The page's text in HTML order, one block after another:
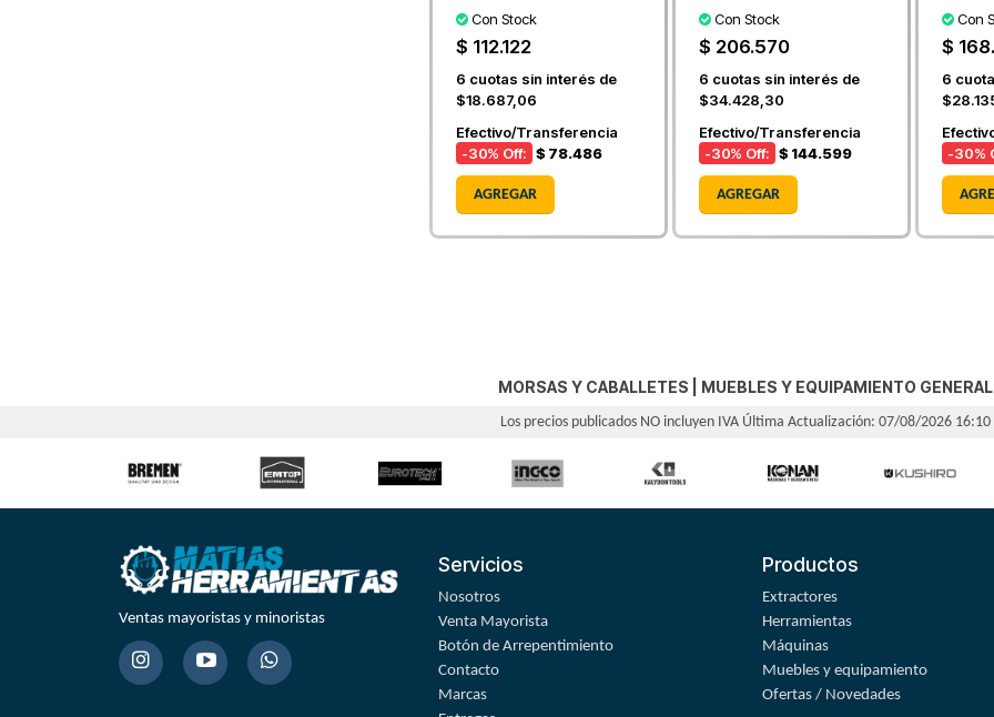
Con Stock
$ 112.122
6 cuotas sin interés de
$18.687,06
Efectivo/Transferencia
-30% Off: $ 78.486
AGREGAR
Con Stock
$ 206.570
6 cuotas sin interés de
$34.428,30
Efectivo/Transferencia
-30% Off: $ 144.599
AGREGAR
Con
$
6
-30%
MORSAS Y CABALLETES MUEBLES Y EQUIPAMIENTO GENERAL
Los precios publicados NO incluyen IVA Última Actualización: 07/08/2026 16:10
Ventas mayoristas y minoristas
Servicios
Nosotros
Venta Mayorista
Botón de Arrepentimiento
Contacto
Marcas
Productos
Extractores
Herramientas
Máquinas
Muebles y equipamiento
Ofertas / Novedades